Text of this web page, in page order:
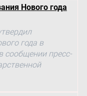
Нового года
года в
сообщении пресс-